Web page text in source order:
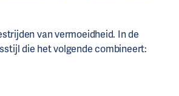
van vermoeidheid. In de
die het volgende combineert: